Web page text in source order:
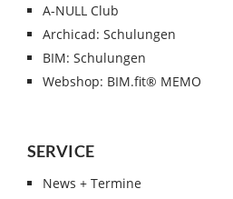
A-NULL Club
Archicad: Schulungen
BIM: Schulungen
Webshop: BIM.fit® MEMO
SERVICE
News + Termine